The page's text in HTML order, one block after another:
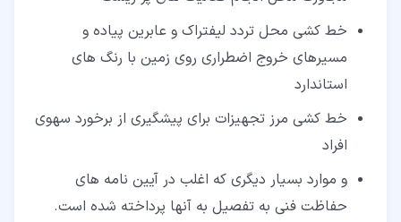
خط کشی محل تردد لیفتراک و عابرین پیاده و
مسیرهای خروج اضطراری روی زمین با رنگ های
استاندارد
خط کشی مرز تجهیزات برای پیشگیری از برخورد سهوی
افراد
و موارد بسیار دیگری که اغلب در آیین نامه های
حفاظت فنی به تفصیل به آنها پرداخته شده است.